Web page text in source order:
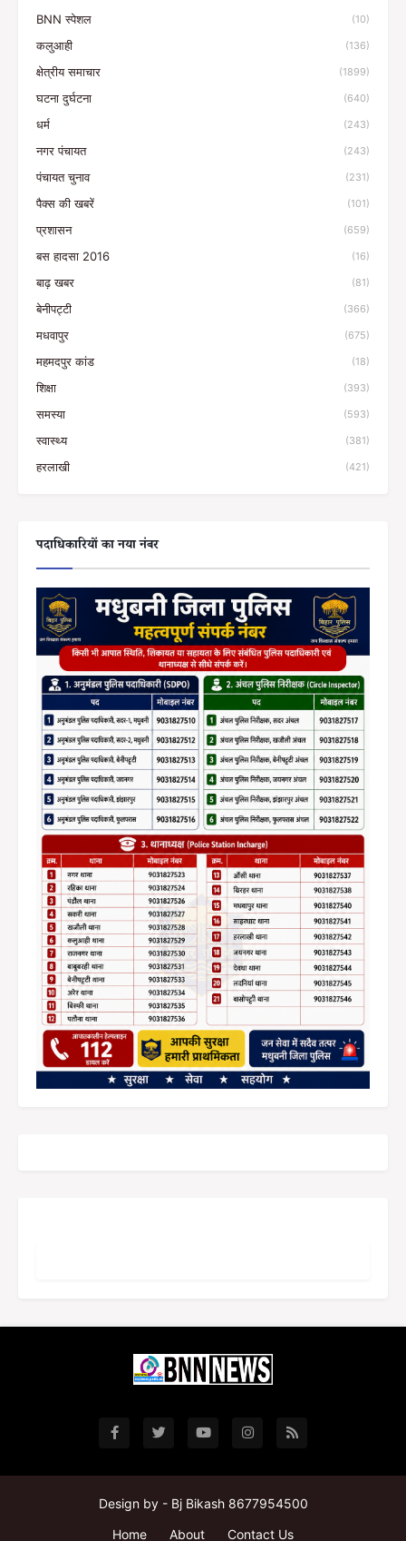
BNN स्पेशल (10)
कलुआही (136)
क्षेत्रीय समाचार (1899)
घटना दुर्घटना (640)
धर्म (243)
नगर पंचायत (243)
पंचायत चुनाव (231)
पैक्स की खबरें (101)
प्रशासन (659)
बस हादसा 2016 (16)
बाढ़ खबर (81)
बेनीपट्टी (366)
मधवापुर (675)
महमदपुर कांड (18)
शिक्षा (393)
समस्या (593)
स्वास्थ्य (381)
हरलाखी (421)
पदाधिकारियों का नया नंबर
Design by - Bj Bikash 8677954500
Home
About Contact Us